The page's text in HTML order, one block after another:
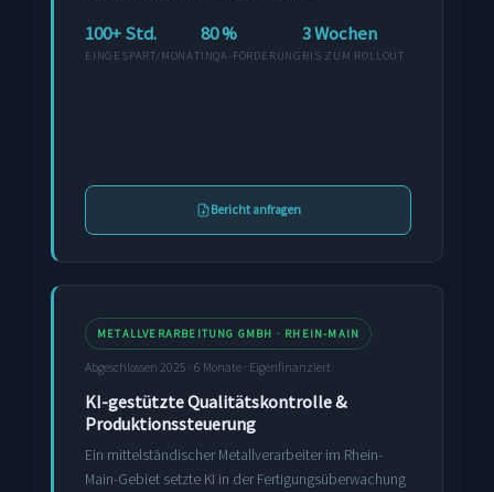
100+ Std.
EINGESPART/MONAT
80 %
INQA-FÖRDERUNG
3 Wochen
BIS ZUM ROLLOUT
Bericht anfragen
METALLVERARBEITUNG GMBH · RHEIN-MAIN
Abgeschlossen 2025 · 6 Monate · Eigenfinanziert
KI-gestützte Qualitätskontrolle &
Produktionssteuerung
Ein mittelständischer Metallverarbeiter im Rhein-
Main-Gebiet setzte KI in der Fertigungsüberwachung